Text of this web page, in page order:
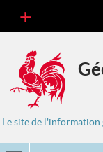
Le site de